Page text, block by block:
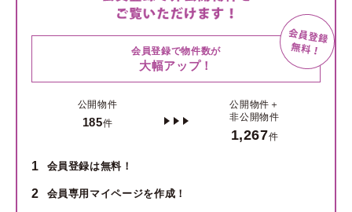
会員登録で物件数が
大幅アップ！
公開物件
185件
公開物件＋
非公開物件
1,267件
1 会員登録は無料！
2 会員専用マイページを作成！